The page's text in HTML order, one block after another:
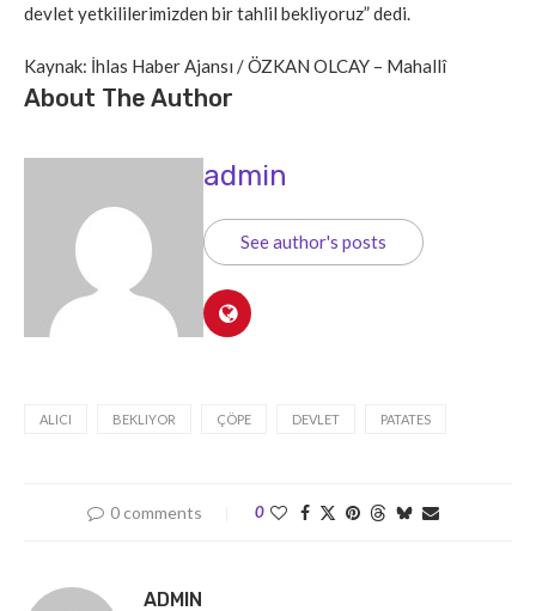
devlet yetkililerimizden bir tahlil bekliyoruz” dedi.
Kaynak: İhlas Haber Ajansı / ÖZKAN OLCAY – Mahallî
About The Author
admin
See author's posts
ALICI BEKLIYOR ÇÖPE DEVLET PATATES
0 comments 0
ADMIN